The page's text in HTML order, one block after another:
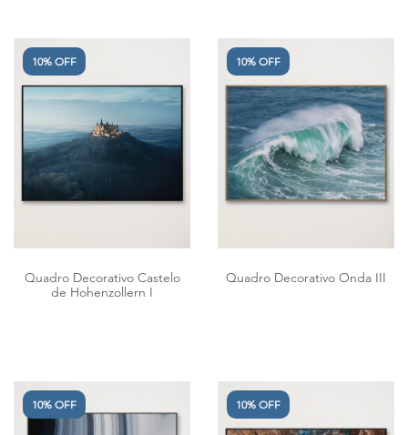
10% OFF
Quadro Decorativo Castelo
de Hohenzollern I
10% OFF
Quadro Decorativo Onda III
10% OFF 10% OFF